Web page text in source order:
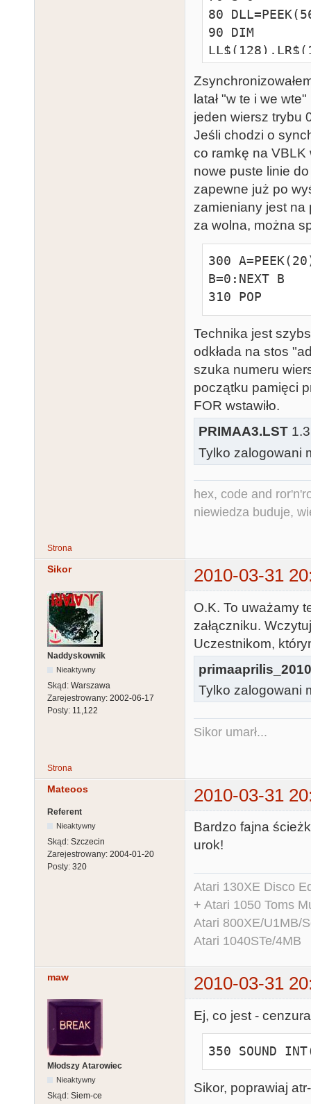
80
90 DIM
6)=CHR$(160)
91 FOR I=0
92
93 NEXT
100 L=L+1:IF
110
120
130 IF V(S)>0
140
150
160
170 P(S)=38-
180
185 IF S<2
LL$(V,V+7);
186 IF S>=2
LR$(V,V+7);
190
200 SOUND
205 IF S<2
206 IF S>=2
V=8+V(S)*8-
210 S=S+1:IF
310 IF
320 POKE
330
10000 GOTO
latał "w te i we
jeden wiersz trybu
Jeśli chodzi o
co ramkę na
nowe puste linie
zapewne już po
zamieniany jest na
za wolna, można
300
B=0:NEXT B
310 POP
Technika jest
odkłada na stos
szuka numeru
początku pamięci
FOR wstawiło.
PRIMAA3.LST
Tylko zalogowani
hex, code and
niewiedza buduje,
Strona
Sikor 2010-03-31
Naddyskownik
Nieaktywny
Skąd: Warszawa
Zarejestrowany: 2002-06-17
Posty: 11,122
O.K. To uważamy
załączniku.
Uczestnikom,
Tylko zalogowani
Sikor umarł...
Strona
Mateoos 2010-03-31
Referent
Nieaktywny
Skąd: Szczecin
Zarejestrowany: 2004-01-20
Posty: 320
Bardzo fajna
urok!
Atari 130XE Disco
+ Atari 1050 Toms
Atari 800XE/U1MB/
Atari 1040STe/4MB
maw 2010-03-31
Młodszy Atarowiec
Nieaktywny
Skąd: Siem-ce
Ej, co jest -
350 SOUND
Sikor, poprawiaj